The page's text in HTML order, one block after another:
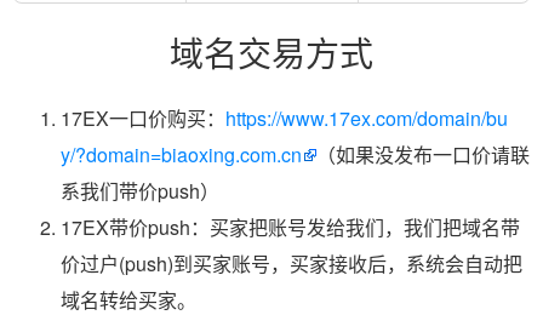
域名交易方式
17EX一口价购买： https://www.17ex.com/domain/bu
y/?domain=biaoxing.com.cn
（如果没发布一口价请联
系我们带价push）
17EX带价push：买家把账号发给我们，我们把域名带
价过户(push)到买家账号，买家接收后，系统会自动把
域名转给买家。